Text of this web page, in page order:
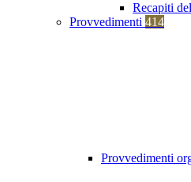
Recapiti
Provvedimenti 414
Provvedimenti